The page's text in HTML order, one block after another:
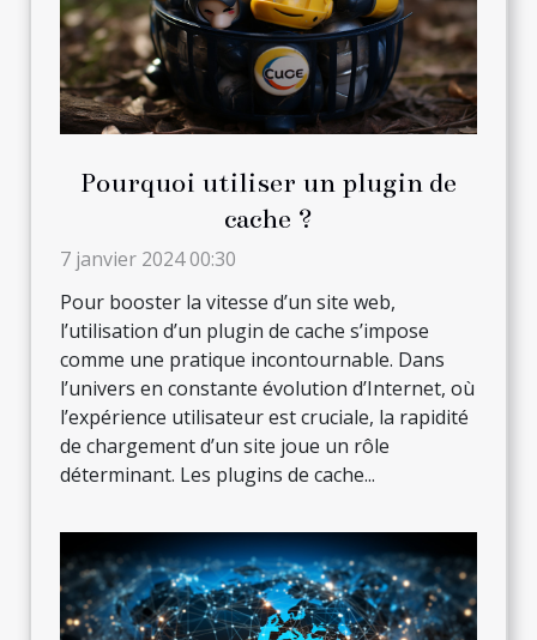
Pourquoi utiliser un plugin de
cache ?
7 janvier 2024 00:30
Pour booster la vitesse d’un site web,
l’utilisation d’un plugin de cache s’impose
comme une pratique incontournable. Dans
l’univers en constante évolution d’Internet, où
l’expérience utilisateur est cruciale, la rapidité
de chargement d’un site joue un rôle
déterminant. Les plugins de cache...